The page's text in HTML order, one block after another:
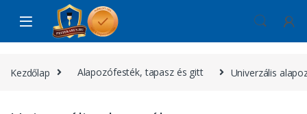
Skip to navigation
Skip to content
Kezdőlap Alapozófesték, tapasz és gitt Univerzális